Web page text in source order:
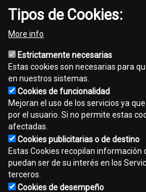
Tipos de Cookies:
More info
Estrictamente necesarias
Estas cookies son necesarias para
en nuestros sistemas.
Cookies de funcionalidad
Mejoran el uso de los servicios ya
por el usuario. Si no permite estas
afectadas.
Cookies publicitarias o de destino
Estas Cookies recopilan información
puedan ser de su interés en los
terceros.
Cookies de desempeño